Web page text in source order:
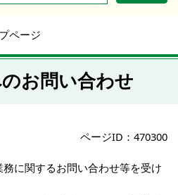
ページ
お問い合わせ
ページID：470300
に関するお問い合わせ等を受け